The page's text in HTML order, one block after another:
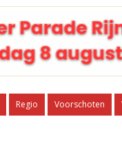
Regio Voorschoten